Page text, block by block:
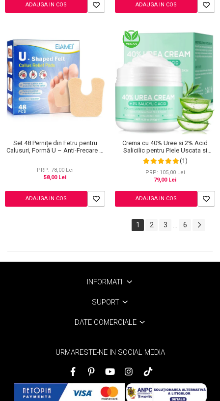
ADAUGA IN COS ADAUGA IN COS
Set 48 Pernițe din Fetru pentru
Calusuri, Formă U – Anti-Frecare și
PRP: 78,00 Lei
58,00 Lei
ADAUGA IN COS
Crema cu 40% Uree si 2% Acid
Salicilic pentru Piele Uscata si
Crapata – Ingrijire Picioare si Maini,
150 g
(1)
PRP: 105,00 Lei
79,00 Lei
ADAUGA IN COS
1 2 3 6
INFORMATII
SUPORT
DATE COMERCIALE
URMARESTE-NE IN SOCIAL MEDIA